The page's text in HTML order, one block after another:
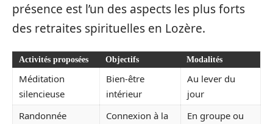
présence est l’un des aspects les plus forts
des retraites spirituelles en Lozère.
Activités proposées Objectifs Modalités
Méditation
silencieuse
Bien-être
intérieur
Au lever du
jour
Randonnée
Connexion à la
En groupe ou